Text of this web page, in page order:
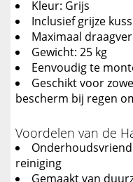
Kleur: Grijs
Inclusief grijze
Maximaal
Gewicht: 25 kg
Eenvoudig te
Geschikt voor
bescherm bij regen
Voordelen van de
reiniging
Gemaakt van